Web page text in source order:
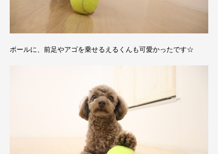
ボールに、前足やアゴを乗せるえるくんも可愛かったです☆